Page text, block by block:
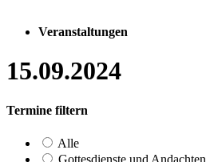
Veranstaltungen
15.09.2024
Termine filtern
Alle